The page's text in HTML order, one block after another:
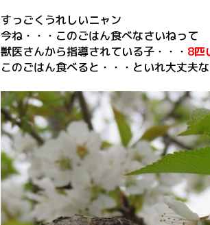
すっごくうれしいニャン
今ね・・・このごはん食べなさいねって
獣医さんから指導されている子・・・ 8匹
このごはん食べると・・・といれ大丈夫